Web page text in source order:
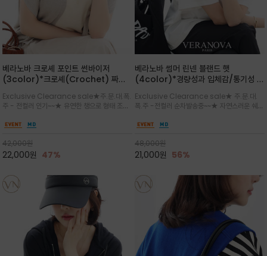
베라노바 크로셰 포인트 썬바이저
(3color)*크로셰(Crochet) 짜임
미닌한 무드를 연출/벨크로 타입이라 휴
대도 간편
Exclusive Clearance sale★주.문.대.폭.
주 - 전컬러 인기~~★ 유연한 챙으로 형태 조절
말아 휴대하기 좋고, 챙의 모양을 살짝 바꿀 수 있
용성을 모두 갖춘 아이템
42,000원
22,000원 47%
베라노바 썸머 린넨 블랜드 햇
(4color)*경량성과 입체감/통기성 좋
쾌적하게 착용/ 뒷트임 있어서 헤어스타
일링에도 편하게 쓰실수 있습니다
Exclusive Clearance sale★ 주.문.대.
폭.주 -전컬러 순차발송중~~★ 자연스러운 쉐입
련된 포인트/베이직한 컬러 구성으로 어떤 스타
용도 높은 아이템
48,000원
21,000원 56%